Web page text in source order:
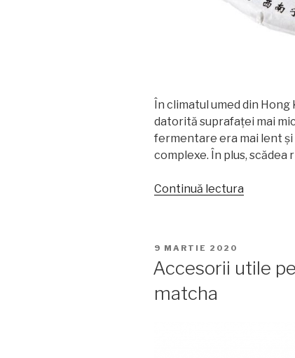
În climatul umed din
datorită suprafaței mai
fermentare era mai lent
complexe. În plus, scădea
Continuă lectura
ceai
PUBLICAT
9 MARTIE 2020
Accesorii utile
matcha